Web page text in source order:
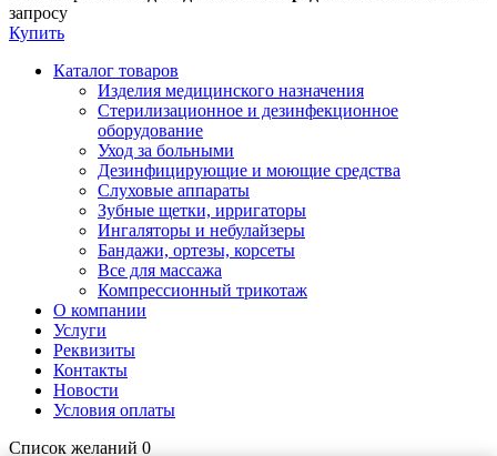
запросу
Купить
Каталог товаров
Изделия медицинского назначения
Стерилизационное и дезинфекционное
оборудование
Уход за больными
Дезинфицирующие и моющие средства
Слуховые аппараты
Зубные щетки, ирригаторы
Ингаляторы и небулайзеры
Бандажи, ортезы, корсеты
Все для массажа
Компрессионный трикотаж
О компании
Услуги
Реквизиты
Контакты
Новости
Условия оплаты
Список желаний 0